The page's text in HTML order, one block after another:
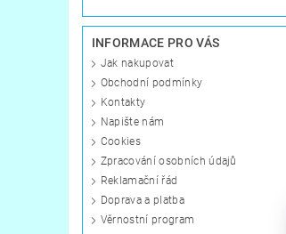
INFORMACE PRO VÁS
Jak nakupovat
Obchodní podmínky
Kontakty
Napište nám
Cookies
Zpracování osobních údajů
Reklamační řád
Doprava a platba
Věrnostní program